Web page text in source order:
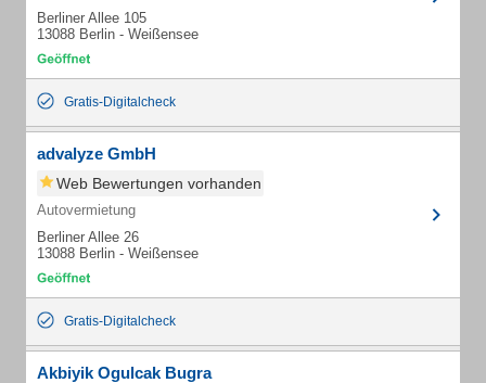
Berliner Allee 105
13088 Berlin - Weißensee
Gratis-Digitalcheck
advalyze GmbH
Web Bewertungen vorhanden
Autovermietung
Berliner Allee 26
13088 Berlin - Weißensee
Gratis-Digitalcheck
Akbiyik Ogulcak Bugra